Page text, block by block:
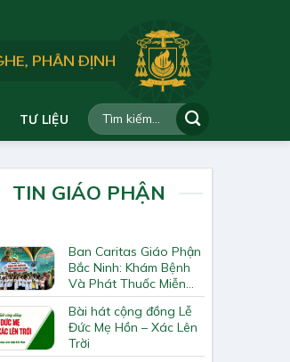
TƯ LIỆU
TIN GIÁO PHẬN
Ban Caritas Giáo Phận
Bắc Ninh: Khám Bệnh
Và Phát Thuốc Miễn
Phí Tại Giáo Xứ Đồng
Chương
Bài hát cộng đồng Lễ
Đức Mẹ Hồn – Xác Lên
Trời